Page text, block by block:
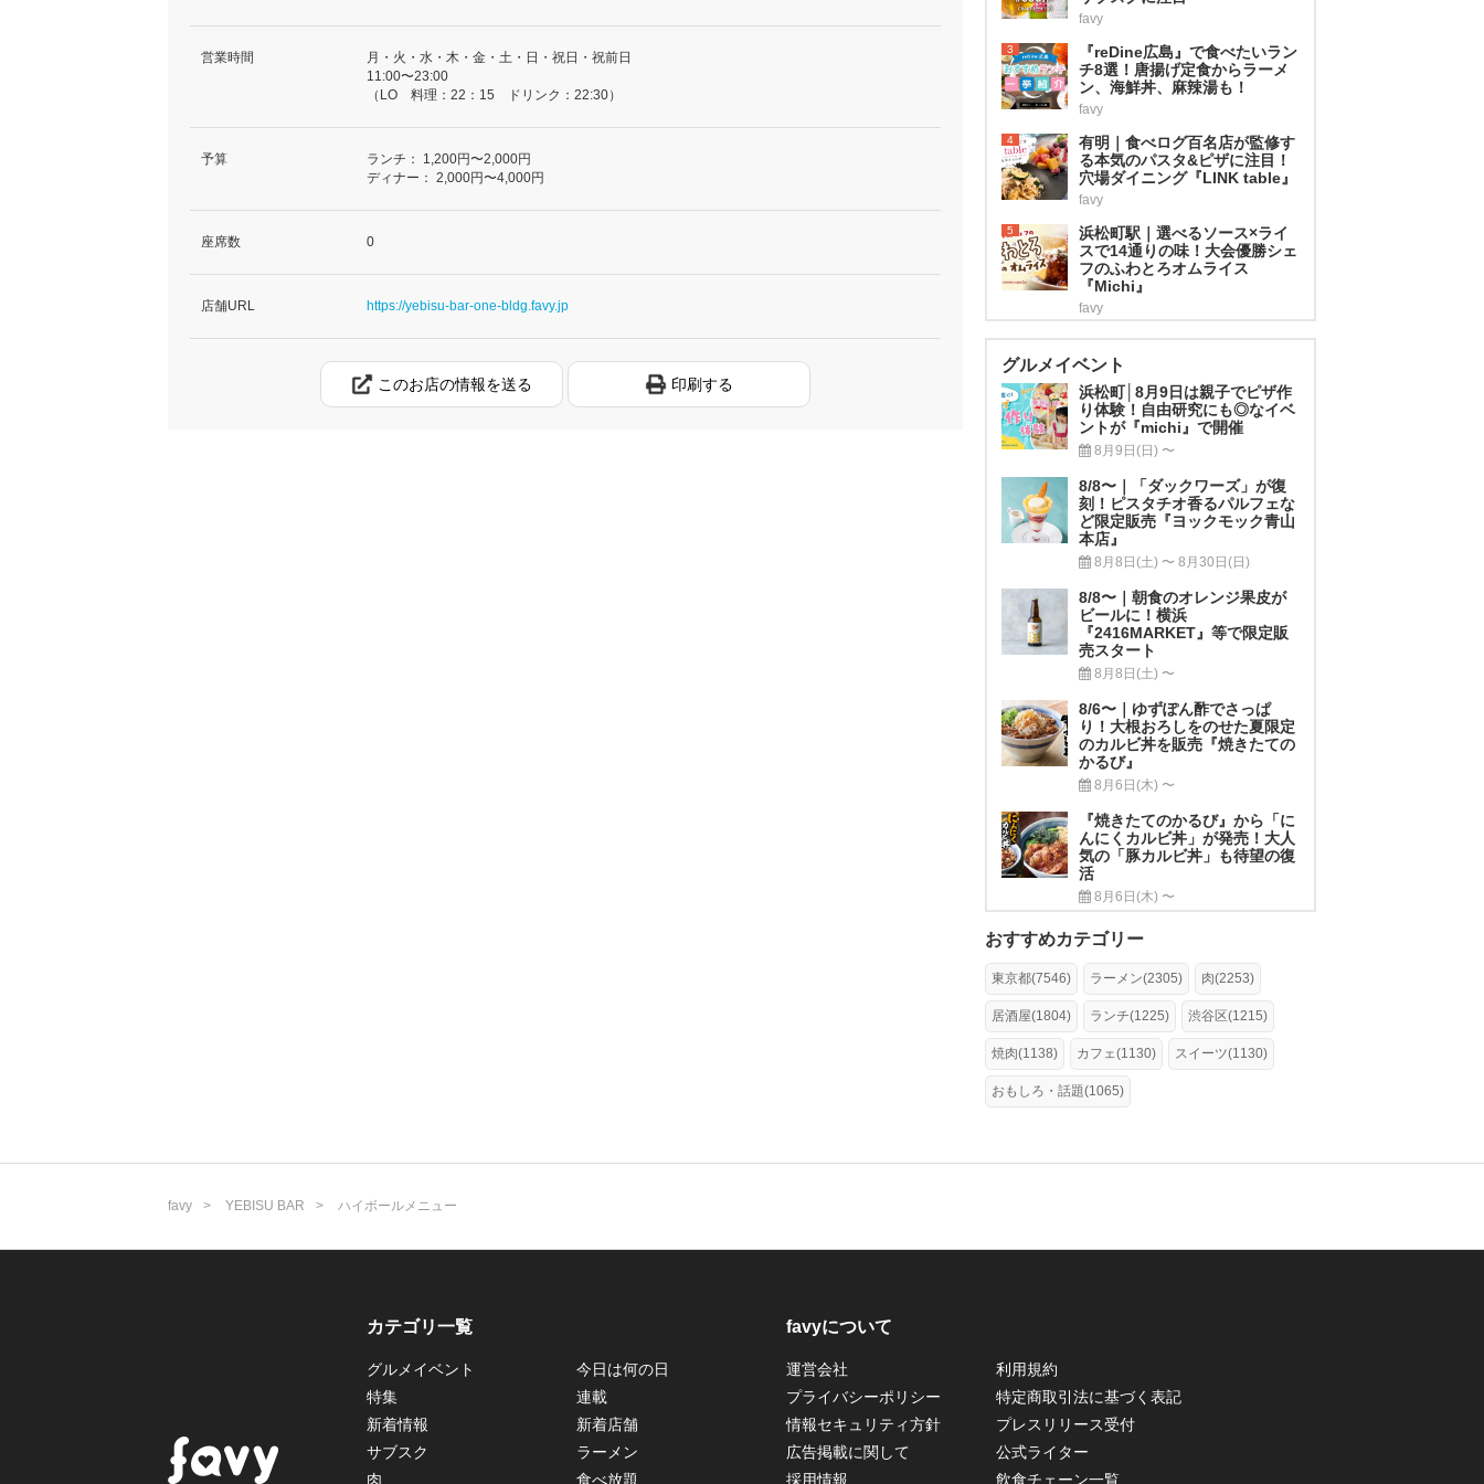
営業時間
月・火・水・木・金・土・日・祝日・祝前日
11:00〜23:00
（LO 料理：22：15 ドリンク：22:30）
予算 ランチ：
1,200円〜2,000円
ディナー： 2,000円〜4,000円
座席数 0
店舗URL https://yebisu-bar-one-bldg.favy.jp
このお店の情報を送る 印刷する
favy
3
『reDine広島』で食べたいラン
チ8選！唐揚げ定食からラーメ
ン、海鮮丼、麻辣湯も！
favy
4
有明｜食べログ百名店が監修す
る本気のパスタ&ピザに注目！
穴場ダイニング『LINK table』
favy
5
浜松町駅｜選べるソース×ライ
スで14通りの味！大会優勝シェ
フのふわとろオムライス
『Michi』
favy
グルメイベント
浜松町│8月9日は親子でピザ作
り体験！自由研究にも◎なイベ
ントが『michi』で開催
8月9日(日) 〜
8/8〜｜「ダックワーズ」が復
刻！ピスタチオ香るパルフェな
ど限定販売『ヨックモック青山
本店』
8月8日(土) 〜 8月30日(日)
8/8〜｜朝食のオレンジ果皮が
ビールに！横浜
『2416MARKET』等で限定販
売スタート
8月8日(土) 〜
8/6〜｜ゆずぽん酢でさっぱ
り！大根おろしをのせた夏限定
のカルビ丼を販売『焼きたての
かるび』
8月6日(木) 〜
『焼きたてのかるび』から「に
んにくカルビ丼」が発売！大人
気の「豚カルビ丼」も待望の復
活
8月6日(木) 〜
おすすめカテゴリー
東京都(7546) ラーメン(2305) 肉(2253)
居酒屋(1804) ランチ(1225) 渋谷区(1215)
焼肉(1138) カフェ(1130) スイーツ(1130)
おもしろ・話題(1065)
favy YEBISU BAR ハイボールメニュー
カテゴリ一覧
グルメイベント
今日は何の日
特集
連載
新着情報
新着店舗
サブスク
ラーメン
肉
食べ放題
favyについて
運営会社
利用規約
プライバシーポリシー
特定商取引法に基づく表記
情報セキュリティ方針
プレスリリース受付
広告掲載に関して
公式ライター
採用情報
飲食チェーン一覧